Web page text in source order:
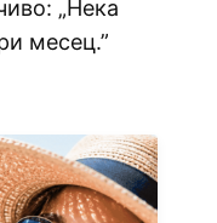
„Нека
месец.”